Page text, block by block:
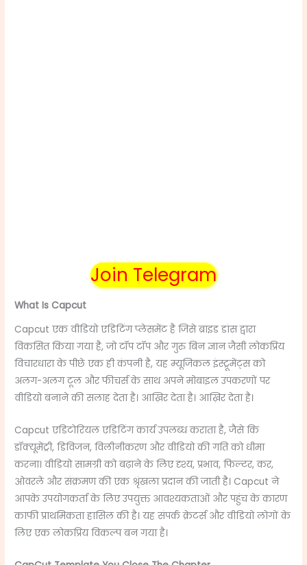
Join Telegram
What Is Capcut
Capcut एक वीडियो एडिटिंग प्लेसमेंट है जिसे ब्राइड डांस द्वारा
विकसित किया गया है, जो टॉप टॉप और गुरु बिन ज्ञान जैसी लोकप्रिय
विचारधारा के पीछे एक ही कंपनी है, यह म्यूजिकल इंस्ट्रूमेंट्स को
अलग-अलग टूल और फीचर्स के साथ अपने मोबाइल उपकरणों पर
वीडियो बनाने की सलाह देता है। आख़िर देता है। आख़िर देता है।
Capcut एडिटोरियल एडिटिंग कार्य उपलब्ध कराता है, जैसे कि
डॉक्यूमेंट्री, डिविजन, विलीनीकरण और वीडियो की गति को धीमा
करना। वीडियो सामग्री को बढ़ाने के लिए दृश्य, प्रभाव, फिल्टर, कर,
ओवरले और संक्रमण की एक श्रृंखला प्रदान की जाती है। Capcut ने
आपके उपयोगकर्ता के लिए उपयुक्त आवश्यकताओं और पहुंच के कारण
काफी प्राथमिकता हासिल की है। यह संपर्क क्रेटर्स और वीडियो लोगों के
लिए एक लोकप्रिय विकल्प बन गया है।